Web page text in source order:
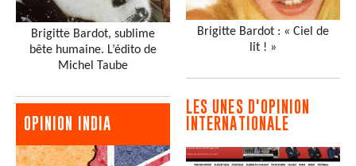
Brigitte Bardot, sublime
bête humaine. L’édito de
Michel Taube
OPINION INDIA
Brigitte Bardot : « Ciel de
lit ! »
LES UNES D'OPINION
INTERNATIONALE